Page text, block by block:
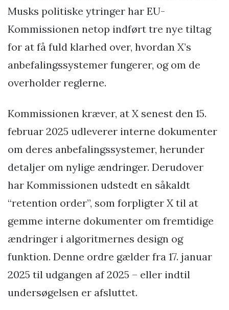
Musks politiske ytringer har EU-
Kommissionen netop indført tre nye tiltag
for at få fuld klarhed over, hvordan X’s
anbefalingssystemer fungerer, og om de
overholder reglerne.
Kommissionen kræver, at X senest den 15.
februar 2025 udleverer interne dokumenter
om deres anbefalingssystemer, herunder
detaljer om nylige ændringer. Derudover
har Kommissionen udstedt en såkaldt
“retention order”, som forpligter X til at
gemme interne dokumenter om fremtidige
ændringer i algoritmernes design og
funktion. Denne ordre gælder fra 17. januar
2025 til udgangen af 2025 – eller indtil
undersøgelsen er afsluttet.